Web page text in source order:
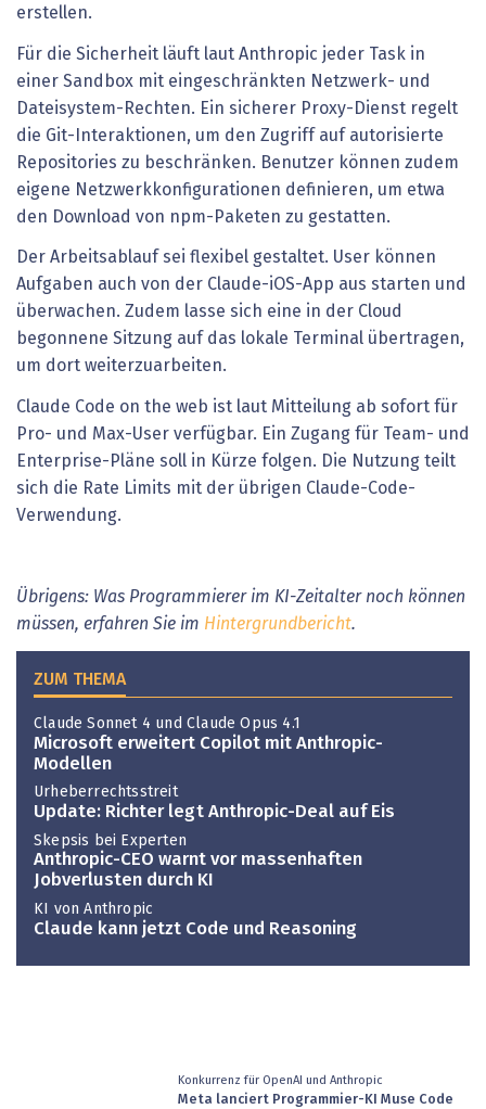
erstellen.
Für die Sicherheit läuft laut Anthropic jeder Task in
einer Sandbox mit eingeschränkten Netzwerk- und
Dateisystem-Rechten. Ein sicherer Proxy-Dienst regelt
die Git-Interaktionen, um den Zugriff auf autorisierte
Repositories zu beschränken. Benutzer können zudem
eigene Netzwerkkonfigurationen definieren, um etwa
den Download von npm-Paketen zu gestatten.
Der Arbeitsablauf sei flexibel gestaltet. User können
Aufgaben auch von der Claude-iOS-App aus starten und
überwachen. Zudem lasse sich eine in der Cloud
begonnene Sitzung auf das lokale Terminal übertragen,
um dort weiterzuarbeiten.
Claude Code on the web ist laut Mitteilung ab sofort für
Pro- und Max-User verfügbar. Ein Zugang für Team- und
Enterprise-Pläne soll in Kürze folgen. Die Nutzung teilt
sich die Rate Limits mit der übrigen Claude-Code-
Verwendung.
Übrigens: Was Programmierer im KI-Zeitalter noch können
müssen, erfahren Sie im Hintergrundbericht.
ZUM THEMA
Claude Sonnet 4 und Claude Opus 4.1
Microsoft erweitert Copilot mit Anthropic-
Modellen
Urheberrechtsstreit
Update: Richter legt Anthropic-Deal auf Eis
Skepsis bei Experten
Anthropic-CEO warnt vor massenhaften
Jobverlusten durch KI
KI von Anthropic
Claude kann jetzt Code und Reasoning
Konkurrenz für OpenAI und Anthropic
Meta lanciert Programmier-KI Muse Code